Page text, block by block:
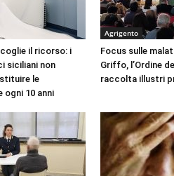
il ricorso: i
siciliani non
le
ogni 10 anni
Agrigento
Focus sulle
Griffo, l’Ordine
raccolta illustri